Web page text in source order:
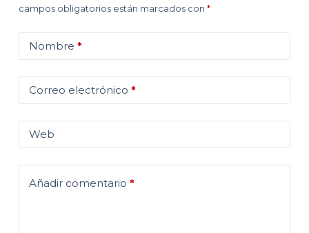
campos obligatorios están marcados con *
Nombre *
Correo electrónico *
Web
Añadir comentario *